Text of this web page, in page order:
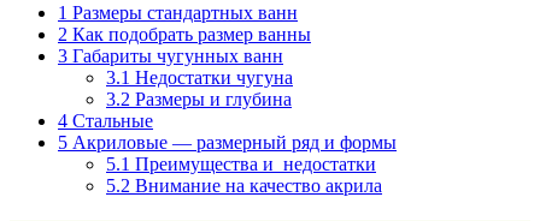
1 Размеры стандартных ванн
2 Как подобрать размер ванны
3 Габариты чугунных ванн
3.1 Недостатки чугуна
3.2 Размеры и глубина
4 Стальные
5 Акриловые — размерный ряд и формы
5.1 Преимущества и недостатки
5.2 Внимание на качество акрила